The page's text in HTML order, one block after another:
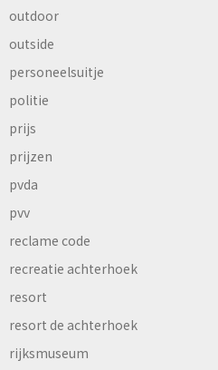
outdoor
outside
personeelsuitje
politie
prijs
prijzen
pvda
pvv
reclame code
recreatie achterhoek
resort
resort de achterhoek
rijksmuseum